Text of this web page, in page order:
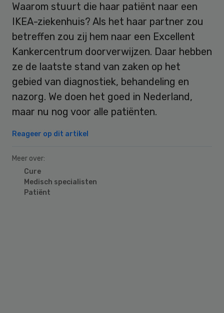
Waarom stuurt die haar patiënt naar een
IKEA-ziekenhuis? Als het haar partner zou
betreffen zou zij hem naar een Excellent
Kankercentrum doorverwijzen. Daar hebben
ze de laatste stand van zaken op het
gebied van diagnostiek, behandeling en
nazorg. We doen het goed in Nederland,
maar nu nog voor alle patiënten.
Reageer op dit artikel
Meer over:
Cure
Medisch specialisten
Patiënt